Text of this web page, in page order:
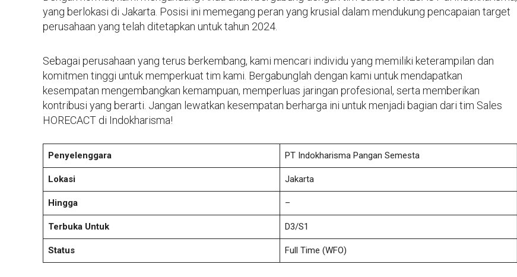
yang berlokasi di Jakarta. Posisi ini memegang peran yang krusial dalam mendukung pencapaian target
perusahaan yang telah ditetapkan untuk tahun 2024.
Sebagai perusahaan yang terus berkembang, kami mencari individu yang memiliki keterampilan dan
komitmen tinggi untuk memperkuat tim kami. Bergabunglah dengan kami untuk mendapatkan
kesempatan mengembangkan kemampuan, memperluas jaringan profesional, serta memberikan
kontribusi yang berarti. Jangan lewatkan kesempatan berharga ini untuk menjadi bagian dari tim Sales
HORECACT di Indokharisma!
Penyelenggara PT Indokharisma Pangan Semesta
Lokasi Jakarta
Hingga –
Terbuka Untuk D3/S1
Status Full Time (WFO)